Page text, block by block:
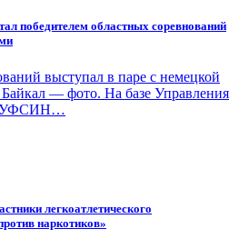
победителем областных соревнований
выступал в паре с немецкой
Байкал — фото. На базе Управления
УФСИН…
легкоатлетического
наркотиков»